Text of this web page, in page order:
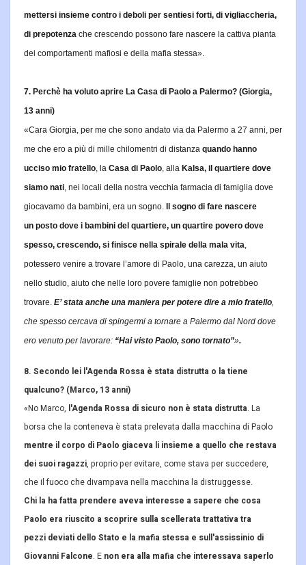
mettersi insieme contro i deboli per sentiesi forti, di vigliaccheria,
di prepotenza che crescendo possono fare nascere la cattiva pianta
dei comportamenti mafiosi e della mafia stessa».
7. Perchè ha voluto aprire La Casa di Paolo a Palermo? (Giorgia,
13 anni)
«Cara Giorgia, per me che sono andato via da Palermo a 27 anni, per
me che ero a più di mille chilomentri di distanza quando hanno
ucciso mio fratello, la Casa di Paolo, alla Kalsa, il quartiere dove
siamo nati, nei locali della nostra vecchia farmacia di famiglia dove
giocavamo da bambini, era un sogno.
Il sogno di fare nascere
un posto dove i bambini del quartiere, un quartire povero dove
spesso, crescendo, si finisce nella spirale della mala vita,
potessero venire a trovare l’amore di Paolo, una carezza, un aiuto
nello studio, aiuto che nelle loro povere famiglie non potrebbeo
trovare. E’ stata anche una maniera per potere dire a mio fratello,
che spesso cercava di spingermi a tornare a Palermo dal Nord dove
ero venuto per lavorare: “Hai visto Paolo, sono tornato”».
8. Secondo lei l'Agenda Rossa è stata distrutta o la tiene
qualcuno? (Marco, 13 anni)
«No Marco, l'Agenda Rossa di sicuro non è stata distrutta. La
borsa che la conteneva è stata prelevata dalla macchina di Paolo
mentre il corpo di Paolo giaceva li insieme a quello che restava
dei suoi ragazzi, proprio per evitare, come stava per succedere,
che il fuoco che divampava nella macchina la distruggesse.
Chi la ha fatta prendere aveva interesse a sapere che cosa
Paolo era riuscito a scoprire sulla scellerata trattativa tra
pezzi deviati dello Stato e la mafia stessa e sull'assissinio di
Giovanni Falcone. E non era alla mafia che interessava saperlo